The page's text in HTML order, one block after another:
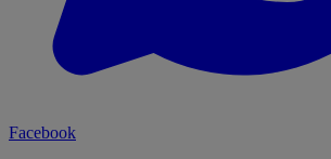
Facebook